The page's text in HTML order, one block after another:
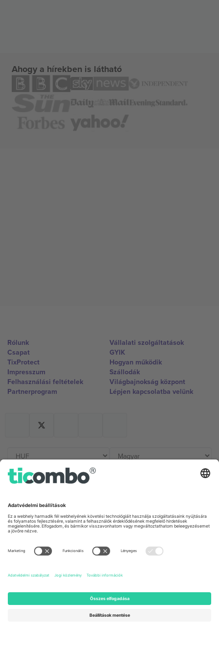
Ahogy a hírekben is látható
Rólunk
Csapat
TixProtect
Impresszum
Felhasználási feltételek
Partnerprogram
Vállalati szolgáltatások
GYIK
Hogyan működik
Szállodák
Világbajnokság központ
Lépjen kapcsolatba velünk
Germany
Unter den Linden 24, 10117
Berlin, Germany
United Kingdom
167 City Road, London, Greater
Newark, Delaware 19713, United
States
Engelberg, Switzerland